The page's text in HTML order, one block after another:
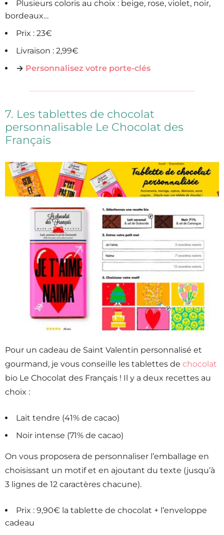
Plusieurs coloris au choix : beige, rose, violet, noir,
bordeaux…
Prix : 23€
Livraison : 2,99€
→ Personnalisez votre porte-clés
7. Les tablettes de chocolat
personnalisable Le Chocolat des
Français
Pour un cadeau de Saint Valentin personnalisé et
gourmand, je vous conseille les tablettes de chocolat
bio Le Chocolat des Français ! Il y a deux recettes au
choix :
Lait tendre (41% de cacao)
Noir intense (71% de cacao)
On vous proposera de personnaliser l’emballage en
choisissant un motif et en ajoutant du texte (jusqu’à
3 lignes de 12 caractères chacune).
Prix : 9,90€ la tablette de chocolat + l’enveloppe
cadeau